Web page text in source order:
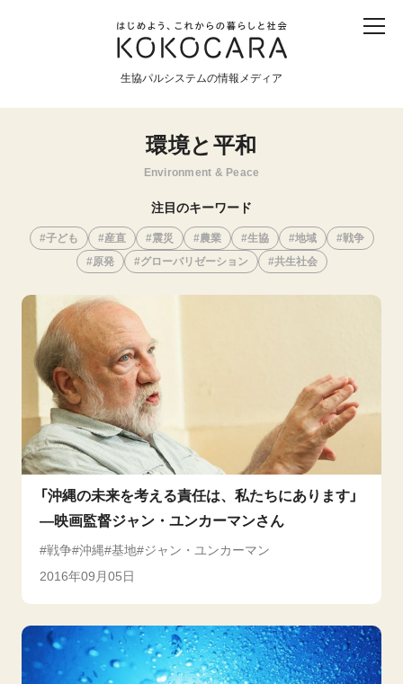
生協パルシステムの情報メディア
産直 食育 食べる 震災
環境と平和
環境と平和
Environment & Peace
注目のキーワード
子ども 産直 震災 農業 生協 地域
戦争
原発
グローバリゼーション 共生社会
「沖縄の未来を考える責任は、私たちにあります」
―映画監督ジャン・ユンカーマンさん
戦争 沖縄 基地 ジャン・ユンカーマン
2016年09月05日